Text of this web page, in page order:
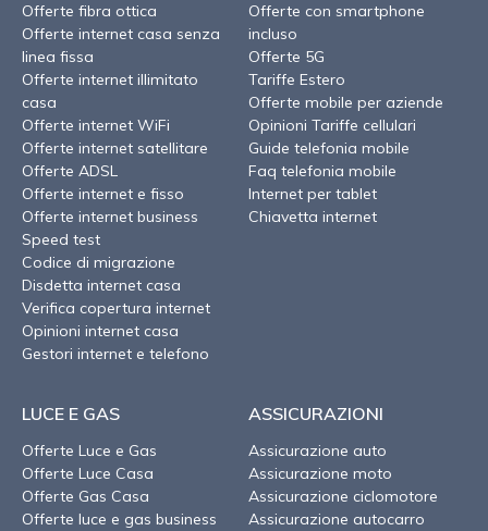
Offerte fibra ottica
Offerte internet casa senza
linea fissa
Offerte internet illimitato
casa
Offerte internet WiFi
Offerte internet satellitare
Offerte ADSL
Offerte internet e fisso
Offerte internet business
Speed test
Codice di migrazione
Disdetta internet casa
Verifica copertura internet
Opinioni internet casa
Gestori internet e telefono
Offerte con smartphone
incluso
Offerte 5G
Tariffe Estero
Offerte mobile per aziende
Opinioni Tariffe cellulari
Guide telefonia mobile
Faq telefonia mobile
Internet per tablet
Chiavetta internet
LUCE E GAS
Offerte Luce e Gas
Offerte Luce Casa
Offerte Gas Casa
Offerte luce e gas business
ASSICURAZIONI
Assicurazione auto
Assicurazione moto
Assicurazione ciclomotore
Assicurazione autocarro